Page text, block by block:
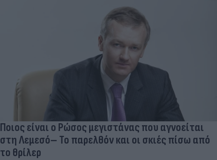
Ποιος είναι ο Ρώσος μεγιστάνας που αγνοείται
στη Λεμεσό– Το παρελθόν και οι σκιές πίσω από
το θρίλερ